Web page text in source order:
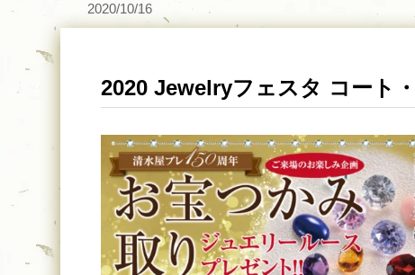
2020/10/16
2020 Jewelryフェスタ コート